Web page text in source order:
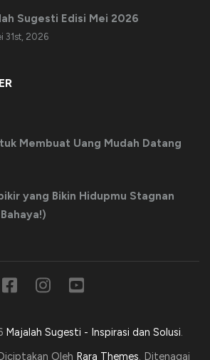
Sugesti Edisi Mei 2026
31st, 2026
Membuat Uang Mudah Datang
yang Bikin Hidupmu Stagnan
Majalah Sugesti - Inspirasi dan Solusi.
Oleh Rara Themes. Ditenagai